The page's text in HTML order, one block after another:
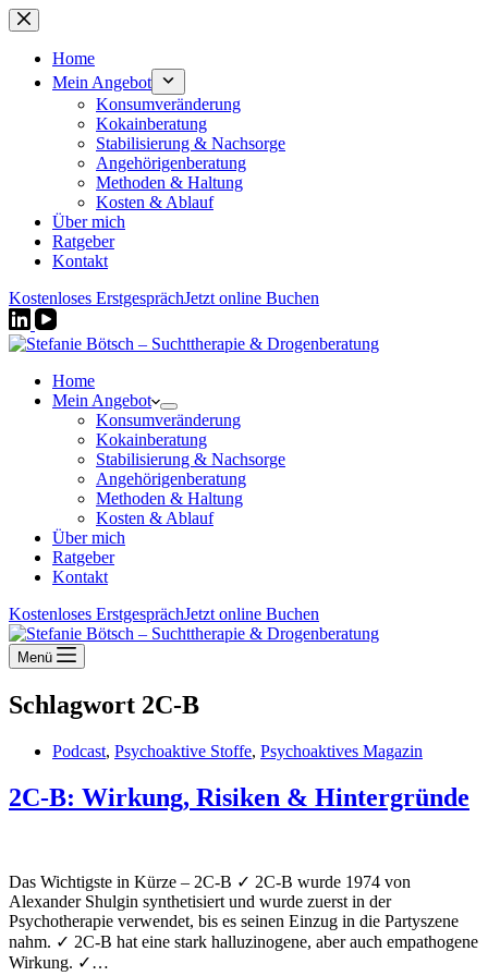
Zum
Inhalt
springenHome
Mein Angebot
Konsumveränderung
Kokainberatung
Stabilisierung & Nachsorge
Angehörigenberatung
Methoden & Haltung
Kosten & Ablauf
Über mich
Ratgeber
Kontakt
Kostenloses ErstgesprächJetzt online Buchen
Home
Mein Angebot
Konsumveränderung
Kokainberatung
Stabilisierung & Nachsorge
Angehörigenberatung
Methoden & Haltung
Kosten & Ablauf
Über mich
Ratgeber
Kontakt
Kostenloses ErstgesprächJetzt online Buchen
Menü
Schlagwort 2C-B
Podcast, Psychoaktive Stoffe, Psychoaktives Magazin
2C-B: Wirkung, Risiken & Hintergründe
Das Wichtigste in Kürze – 2C-B ✓ 2C-B wurde 1974 von
Alexander Shulgin synthetisiert und wurde zuerst in der
Psychotherapie verwendet, bis es seinen Einzug in die Partyszene
nahm. ✓ 2C-B hat eine stark halluzinogene, aber auch empathogene
Wirkung. ✓…